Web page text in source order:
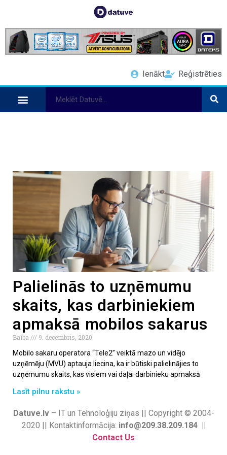
Ienākt Reģistrēties
Palielinās to uzņēmumu
skaits, kas darbiniekiem
apmaksā mobilos sakarus
Baiba
9. decembris, 2020
Mobilo sakaru operatora “Tele2” veiktā mazo un vidējo
uzņēmēju (MVU) aptauja liecina, ka ir būtiski palielinājies to
uzņēmumu skaits, kas visiem vai daļai darbinieku apmaksā
Lasīt pilnu rakstu »
Datuve.lv– IT un Tehnoloģiju ziņas || Copyright © 2004-
2020 || Kontaktinformācija: info@209.38.209.184 ||
Contact Us